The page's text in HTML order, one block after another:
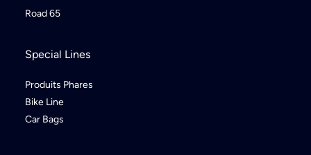
Road 65
Special Lines
Produits Phares
Bike Line
Car Bags